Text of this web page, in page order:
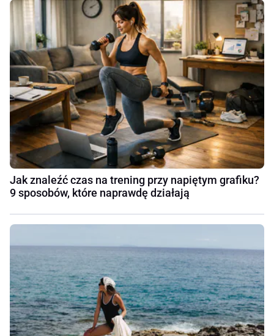
Jak znaleźć czas na trening przy napiętym grafiku?
9 sposobów, które naprawdę działają